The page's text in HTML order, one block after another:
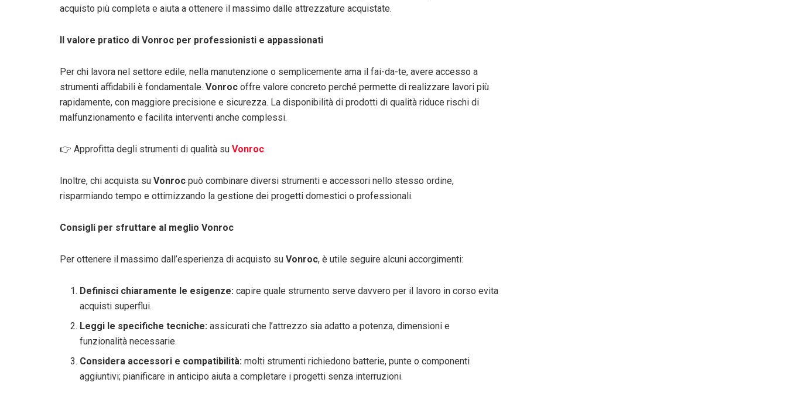
acquisto più completa e aiuta a ottenere il massimo dalle attrezzature acquistate.
Il valore pratico di Vonroc per professionisti e appassionati
Per chi lavora nel settore edile, nella manutenzione o semplicemente ama il fai-da-te, avere accesso a
strumenti affidabili è fondamentale. Vonroc offre valore concreto perché permette di realizzare lavori più
rapidamente, con maggiore precisione e sicurezza. La disponibilità di prodotti di qualità riduce rischi di
malfunzionamento e facilita interventi anche complessi.
👉 Approfitta degli strumenti di qualità su Vonroc.
Inoltre, chi acquista su Vonroc può combinare diversi strumenti e accessori nello stesso ordine,
risparmiando tempo e ottimizzando la gestione dei progetti domestici o professionali.
Consigli per sfruttare al meglio Vonroc
Per ottenere il massimo dall’esperienza di acquisto su Vonroc, è utile seguire alcuni accorgimenti:
Definisci chiaramente le esigenze: capire quale strumento serve davvero per il lavoro in corso evita
acquisti superflui.
Leggi le specifiche tecniche: assicurati che l’attrezzo sia adatto a potenza, dimensioni e
funzionalità necessarie.
Considera accessori e compatibilità: molti strumenti richiedono batterie, punte o componenti
aggiuntivi; pianificare in anticipo aiuta a completare i progetti senza interruzioni.